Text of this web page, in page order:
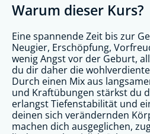
Warum dieser Kurs?
Eine spannende Zeit bis zur
Neugier, Erschöpfung,
wenig Angst vor der Geburt,
du dir daher die
Durch einen Mix aus
und Kraftübungen stärkst du
erlangst Tiefenstabilität und
deinen sich verändernden
machen dich ausgeglichen,